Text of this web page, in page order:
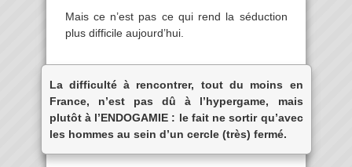
Mais ce n’est pas ce qui rend la séduction
plus difficile aujourd’hui.
La difficulté à rencontrer, tout du moins en
France, n’est pas dû à l’hypergame, mais
plutôt à l’ENDOGAMIE : le fait ne sortir qu’avec
les hommes au sein d’un cercle (très) fermé.